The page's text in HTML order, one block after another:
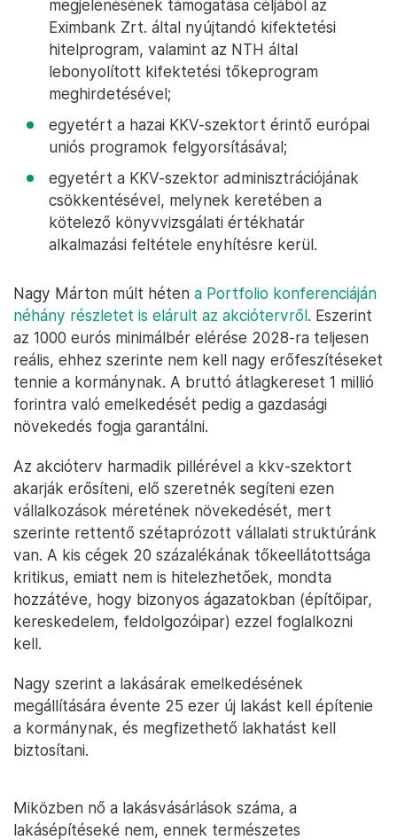
megjelenésének támogatása céljából az
Eximbank Zrt. által nyújtandó kifektetési
hitelprogram, valamint az NTH által
lebonyolított kifektetési tőkeprogram
meghirdetésével;
egyetért a hazai KKV-szektort érintő európai
uniós programok felgyorsításával;
egyetért a KKV-szektor adminisztrációjának
csökkentésével, melynek keretében a
kötelező könyvvizsgálati értékhatár
alkalmazási feltétele enyhítésre kerül.
Nagy Márton múlt héten a Portfolio konferenciáján
néhány részletet is elárult az akciótervről. Eszerint
az 1000 eurós minimálbér elérése 2028-ra teljesen
reális, ehhez szerinte nem kell nagy erőfeszítéseket
tennie a kormánynak. A bruttó átlagkereset 1 millió
forintra való emelkedését pedig a gazdasági
növekedés fogja garantálni.
Az akcióterv harmadik pillérével a kkv-szektort
akarják erősíteni, elő szeretnék segíteni ezen
vállalkozások méretének növekedését, mert
szerinte rettentő szétaprózott vállalati struktúránk
van. A kis cégek 20 százalékának tőkeellátottsága
kritikus, emiatt nem is hitelezhetőek, mondta
hozzátéve, hogy bizonyos ágazatokban (építőipar,
kereskedelem, feldolgozóipar) ezzel foglalkozni
kell.
Nagy szerint a lakásárak emelkedésének
megállítására évente 25 ezer új lakást kell építenie
a kormánynak, és megfizethető lakhatást kell
biztosítani.
Miközben nő a lakásvásárlások száma, a
lakásépítéseké nem, ennek természetes